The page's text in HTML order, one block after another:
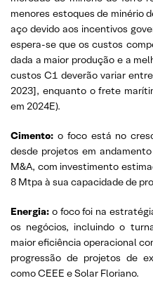
menores estoques de minério
aço devido aos incentivos
espera-se que os custos
dada a maior produção e a
custos C1 deverão variar
2023], enquanto o frete
em 2024E).
Cimento: o foco está no
desde projetos em
M&A, com investimento
8 Mtpa à sua capacidade de
Energia: o foco foi na
os negócios, incluindo o
maior eficiência operacional
progressão de projetos de
como CEEE e Solar Floriano.